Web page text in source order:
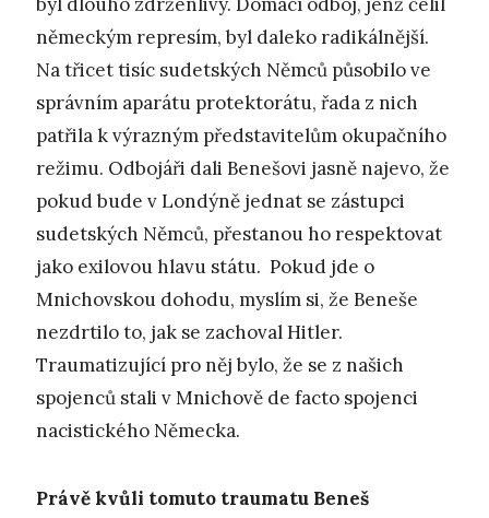
německým represím, byl daleko radikálnější.
Na třicet tisíc sudetských Němců působilo ve
správním aparátu protektorátu, řada z nich
patřila k výrazným představitelům okupačního
režimu. Odbojáři dali Benešovi jasně najevo, že
pokud bude v Londýně jednat se zástupci
sudetských Němců, přestanou ho respektovat
jako exilovou hlavu státu. Pokud jde o
Mnichovskou dohodu, myslím si, že Beneše
nezdrtilo to, jak se zachoval Hitler.
Traumatizující pro něj bylo, že se z našich
spojenců stali v Mnichově de facto spojenci
nacistického Německa.
Právě kvůli tomuto traumatu Beneš